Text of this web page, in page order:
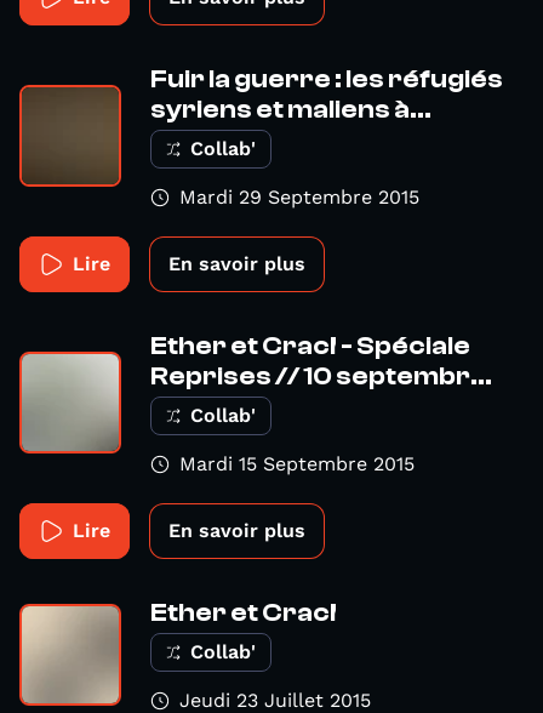
Fuir la guerre : les réfugiés
syriens et maliens à...
Collab'
Mardi 29 Septembre 2015
Lire En savoir plus
Ether et Crac! - Spéciale
Reprises // 10 septembr...
Collab'
Mardi 15 Septembre 2015
Lire En savoir plus
Ether et Crac!
Collab'
Jeudi 23 Juillet 2015